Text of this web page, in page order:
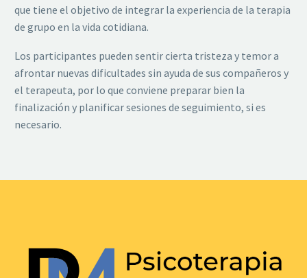
que tiene el objetivo de integrar la experiencia de la terapia
de grupo en la vida cotidiana.
Los participantes pueden sentir cierta tristeza y temor a
afrontar nuevas dificultades sin ayuda de sus compañeros y
el terapeuta, por lo que conviene preparar bien la
finalización y planificar sesiones de seguimiento, si es
necesario.